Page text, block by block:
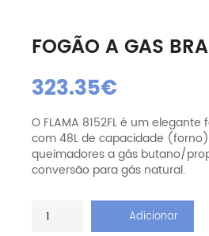
FOGÃO A GAS
323.35€
O FLAMA 8152FL é um
com 48L de capacidade
queimadores a gás butano/
conversão para gás natural.
Adicionar